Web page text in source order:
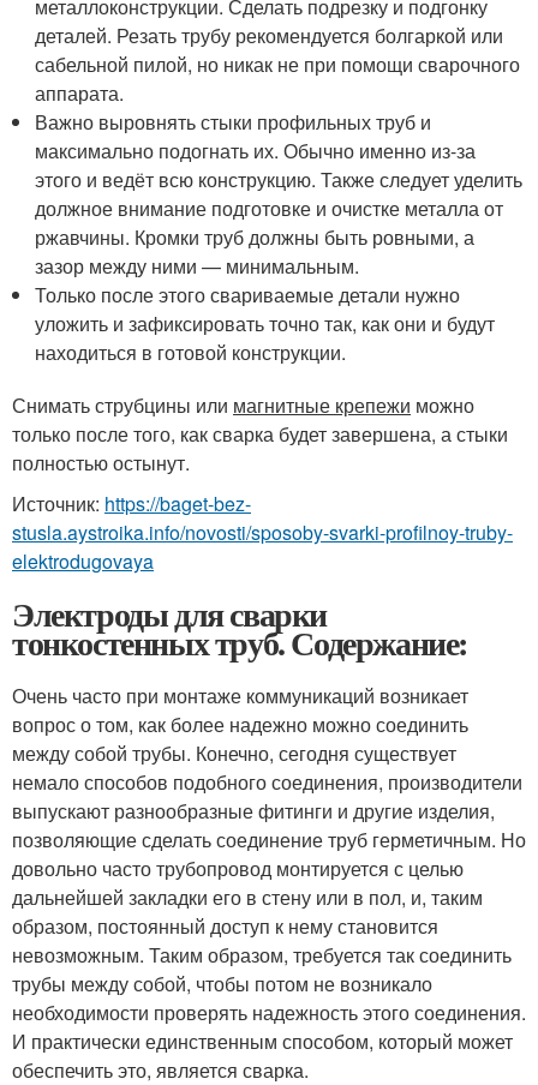
металлоконструкции. Сделать подрезку и подгонку
деталей. Резать трубу рекомендуется болгаркой или
сабельной пилой, но никак не при помощи сварочного
аппарата.
Важно выровнять стыки профильных труб и
максимально подогнать их. Обычно именно из-за
этого и ведёт всю конструкцию. Также следует уделить
должное внимание подготовке и очистке металла от
ржавчины. Кромки труб должны быть ровными, а
зазор между ними — минимальным.
Только после этого свариваемые детали нужно
уложить и зафиксировать точно так, как они и будут
находиться в готовой конструкции.
Снимать струбцины или магнитные крепежи можно
только после того, как сварка будет завершена, а стыки
полностью остынут.
Источник: https://baget-bez-
stusla.aystroika.info/novosti/sposoby-svarki-profilnoy-truby-
elektrodugovaya
Электроды для сварки
тонкостенных труб. Содержание:
Очень часто при монтаже коммуникаций возникает
вопрос о том, как более надежно можно соединить
между собой трубы. Конечно, сегодня существует
немало способов подобного соединения, производители
выпускают разнообразные фитинги и другие изделия,
позволяющие сделать соединение труб герметичным. Но
довольно часто трубопровод монтируется с целью
дальнейшей закладки его в стену или в пол, и, таким
образом, постоянный доступ к нему становится
невозможным. Таким образом, требуется так соединить
трубы между собой, чтобы потом не возникало
необходимости проверять надежность этого соединения.
И практически единственным способом, который может
обеспечить это, является сварка.